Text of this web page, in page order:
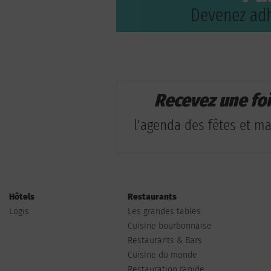
Devenez
Recevez une
l'agenda des fêtes et
Hôtels
Logis
Restaurants
Les grandes tables
Cuisine bourbonnaise
Restaurants & Bars
Cuisine du monde